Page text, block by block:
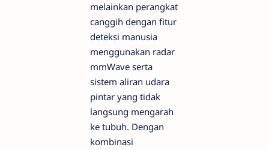
melainkan perangkat
canggih dengan fitur
deteksi manusia
menggunakan radar
mmWave serta
sistem aliran udara
pintar yang tidak
langsung mengarah
ke tubuh. Dengan
kombinasi